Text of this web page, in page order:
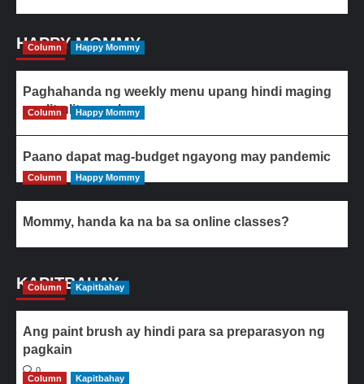
HAPPY MOMMY
Column Happy Mommy
Paghahanda ng weekly menu upang hindi maging
paulit-ulit ang ulam
Column Happy Mommy
Paano dapat mag-budget ngayong may pandemic
Column Happy Mommy
Mommy, handa ka na ba sa online classes?
KAPITBAHAY
Column Kapitbahay
Ang paint brush ay hindi para sa preparasyon ng
pagkain
0
Column
Kapitbahay